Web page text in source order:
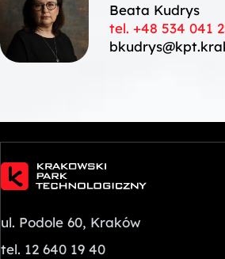
Beata Kudrys
tel. +48 534 041
ul. Podole 60, Kraków
tel. 12 640 19 40